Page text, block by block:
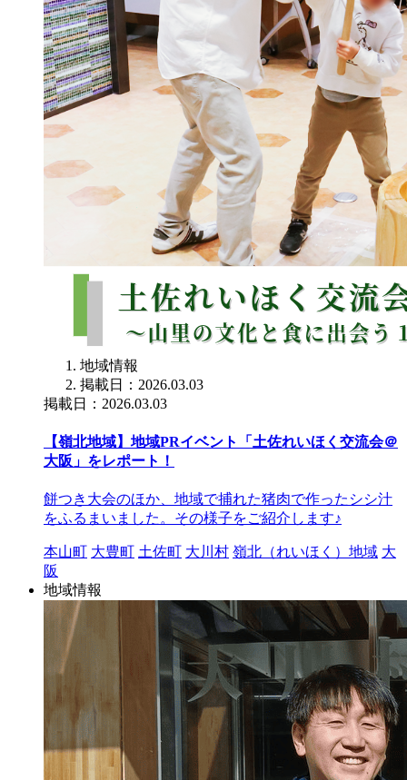
地域情報
掲載日：2026.03.03
掲載日：2026.03.03
【嶺北地域】地域PRイベント「土佐れいほく交流会＠
大阪」をレポート！
餅つき大会のほか、地域で捕れた猪肉で作ったシシ汁
をふるまいました。その様子をご紹介します♪
本山町 大豊町 土佐町 大川村 嶺北（れいほく）地域 大
阪
地域情報